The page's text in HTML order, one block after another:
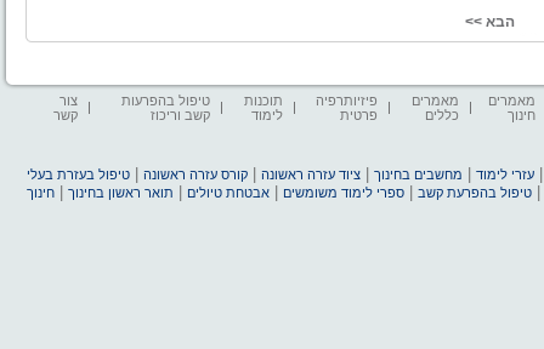
מאמרים
חינוך
מאמרים
כללים
פיזיותרפיה
פרטית
תוכנות
לימוד
טיפול בהפרעות
קשב וריכוז
צור
קשר
עזרי לימוד מחשבים בחינוך |ציוד עזרה ראשונה |קורס עזרה ראשונה |טיפול בעזרת בעלי
|טיפול בהפרעת קשב |ספרי לימוד משומשים |אבטחת טיולים תואר ראשון בחינוך |חינוך